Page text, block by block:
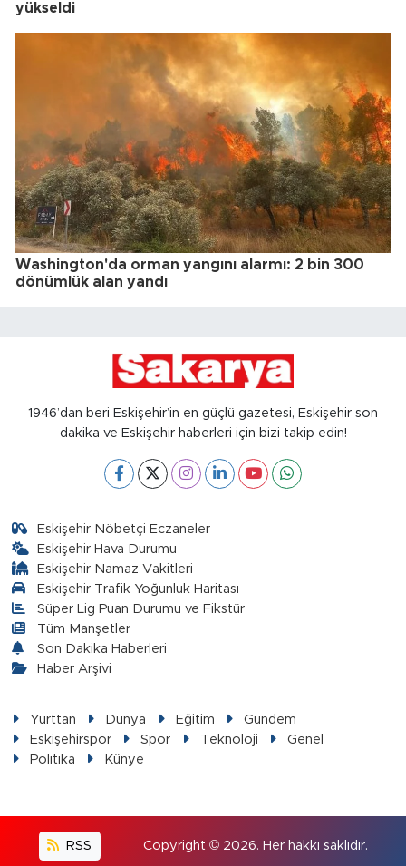
yükseldi
Washington'da orman yangını alarmı: 2 bin 300
dönümlük alan yandı
1946’dan beri Eskişehir’in en güçlü gazetesi, Eskişehir son
dakika ve Eskişehir haberleri için bizi takip edin!
Eskişehir Nöbetçi Eczaneler
Eskişehir Hava Durumu
Eskişehir Namaz Vakitleri
Eskişehir Trafik Yoğunluk Haritası
Süper Lig Puan Durumu ve Fikstür
Tüm Manşetler
Son Dakika Haberleri
Haber Arşivi
Yurttan Dünya Eğitim
Gündem
Eskişehirspor
Spor Teknoloji
Genel
Politika
Künye
RSS Copyright © 2026. Her hakkı saklıdır.